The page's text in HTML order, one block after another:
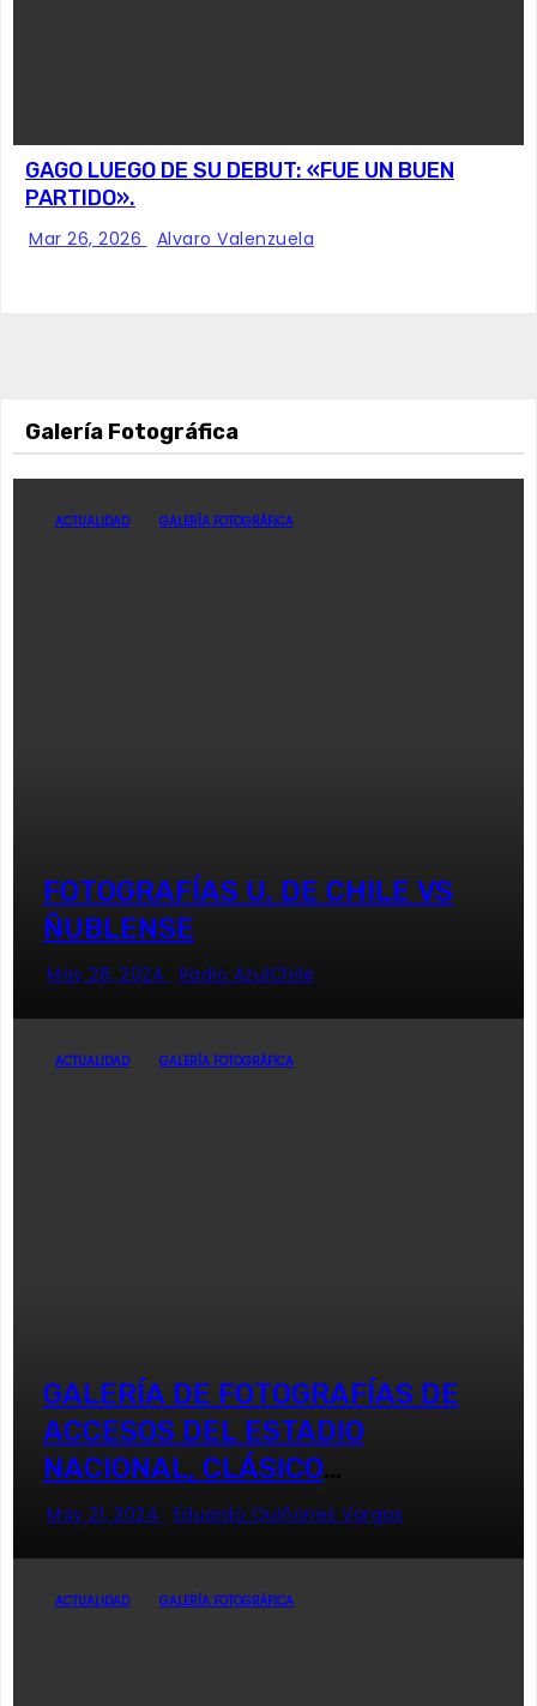
GAGO LUEGO DE SU DEBUT: «FUE UN BUEN
PARTIDO».
Mar 26, 2026 Alvaro Valenzuela
Galería Fotográfica
ACTUALIDAD GALERÍA FOTOGRÁFICA
FOTOGRAFÍAS U. DE CHILE VS
ÑUBLENSE
May 28, 2024 Radio AzulChile
ACTUALIDAD GALERÍA FOTOGRÁFICA
GALERÍA DE FOTOGRAFÍAS DE
ACCESOS DEL ESTADIO
NACIONAL, CLÁSICO
UNIVERSITARIO
May 21, 2024 Eduardo Quiñones Vargas
ACTUALIDAD GALERÍA FOTOGRÁFICA